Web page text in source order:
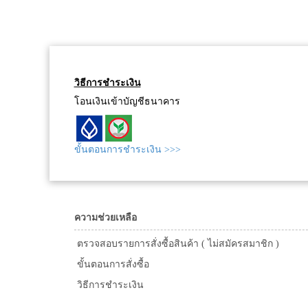
วิธีการชำระเงิน
โอนเงินเข้าบัญชีธนาคาร
ขั้นตอนการชำระเงิน >>>
ความช่วยเหลือ
ตรวจสอบรายการสั่งซื้อสินค้า ( ไม่สมัครสมาชิก )
ขั้นตอนการสั่งซื้อ
วิธีการชำระเงิน